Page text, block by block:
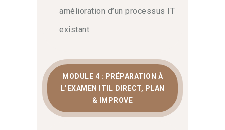
amélioration d’un processus IT
existant
MODULE 4 : PRÉPARATION À
L’EXAMEN ITIL DIRECT, PLAN
& IMPROVE